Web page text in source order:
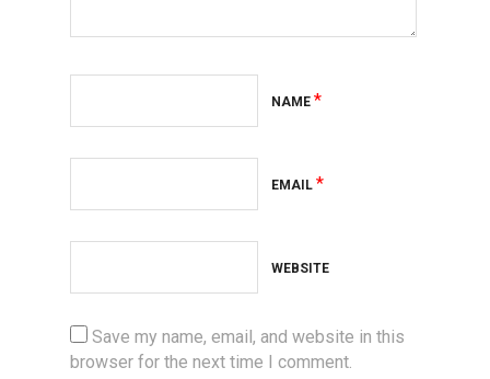
NAME *
EMAIL *
WEBSITE
Save my name, email, and website in this
browser for the next time I comment.